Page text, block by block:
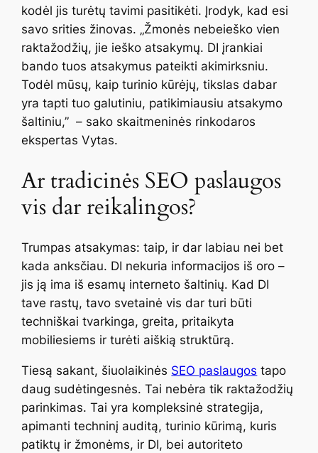
kodėl jis turėtų tavimi pasitikėti. Įrodyk, kad esi
savo srities žinovas. „Žmonės nebeieško vien
raktažodžių, jie ieško atsakymų. DI įrankiai
bando tuos atsakymus pateikti akimirksniu.
Todėl mūsų, kaip turinio kūrėjų, tikslas dabar
yra tapti tuo galutiniu, patikimiausiu atsakymo
šaltiniu,” – sako skaitmeninės rinkodaros
ekspertas Vytas.
Ar tradicinės SEO paslaugos
vis dar reikalingos?
Trumpas atsakymas: taip, ir dar labiau nei bet
kada anksčiau. DI nekuria informacijos iš oro –
jis ją ima iš esamų interneto šaltinių. Kad DI
tave rastų, tavo svetainė vis dar turi būti
techniškai tvarkinga, greita, pritaikyta
mobiliesiems ir turėti aiškią struktūrą.
Tiesą sakant, šiuolaikinės SEO paslaugos tapo
daug sudėtingesnės. Tai nebėra tik raktažodžių
parinkimas. Tai yra kompleksinė strategija,
apimanti techninį auditą, turinio kūrimą, kuris
patiktų ir žmonėms, ir DI, bei autoriteto